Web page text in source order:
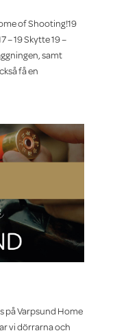
of Shooting!19
– 19 Skytte 19 –
samt
få en
på Varpsund Home
vi dörrarna och